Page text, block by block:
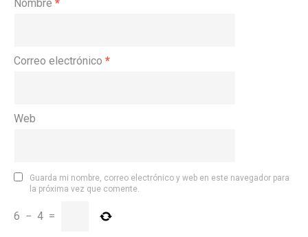
Nombre *
Correo electrónico *
Web
Guarda mi nombre, correo electrónico y web en este navegador para
la próxima vez que comente.
6 − 4 =